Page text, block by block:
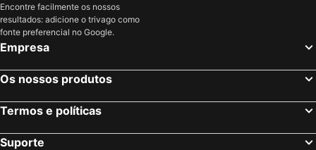
Zakopane, Pequena Polónia Hotéis
Katowice, Alta Silésia Hotéis
Auschwitz, Pequena Polónia Hotéis
Encontre facilmente os nossos
resultados: adicione o trivago como
fonte preferencial no Google.
Empresa
Os nossos produtos
Termos e políticas
Suporte